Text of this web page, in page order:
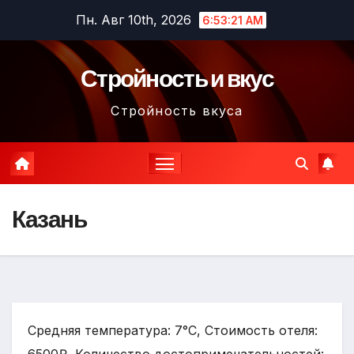
содержимому
Пн. Авг 10th, 2026 6:53:22 AM
Стройность и вкус
Стройность вкуса
Казань
Средняя температура: 7°C, Стоимость отеля: